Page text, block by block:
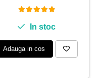
In stoc
Adauga in cos